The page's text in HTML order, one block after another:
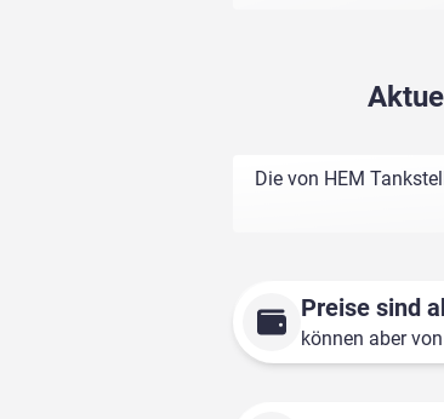
Die von HEM
Preise sind
können aber